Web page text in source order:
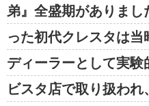
弟』全盛期がありま
った初代クレスタは
ディーラーとして実
ビスタ店で取り扱わ